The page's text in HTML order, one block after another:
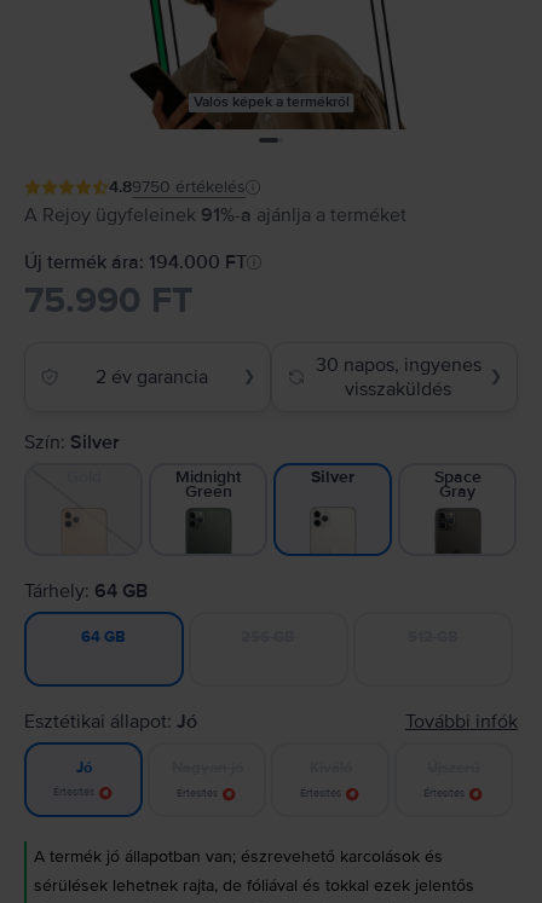
Valós képek a termékről
4.89750 értékelés
A Rejoy ügyfeleinek 91%-a ajánlja a terméket
Új termék ára: 194.000 FT
75.990 FT
2 év garancia ❯
30 napos, ingyenes
visszaküldés
❯
Szín: Silver
Midnight
Green
Silver Space
Gray
Tárhely: 64 GB
64 GB
Esztétikai állapot: Jó További infók
Jó
Értesítés Értesítés Értesítés Értesítés
A termék jó állapotban van; észrevehető karcolások és
sérülések lehetnek rajta, de fóliával és tokkal ezek jelentős